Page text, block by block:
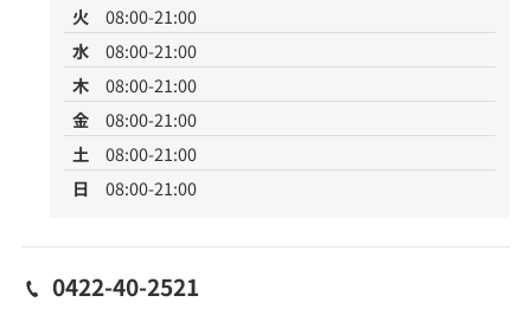
火
08:00-21:00
水
08:00-21:00
木
08:00-21:00
金
08:00-21:00
土
08:00-21:00
日
08:00-21:00
0422-40-2521